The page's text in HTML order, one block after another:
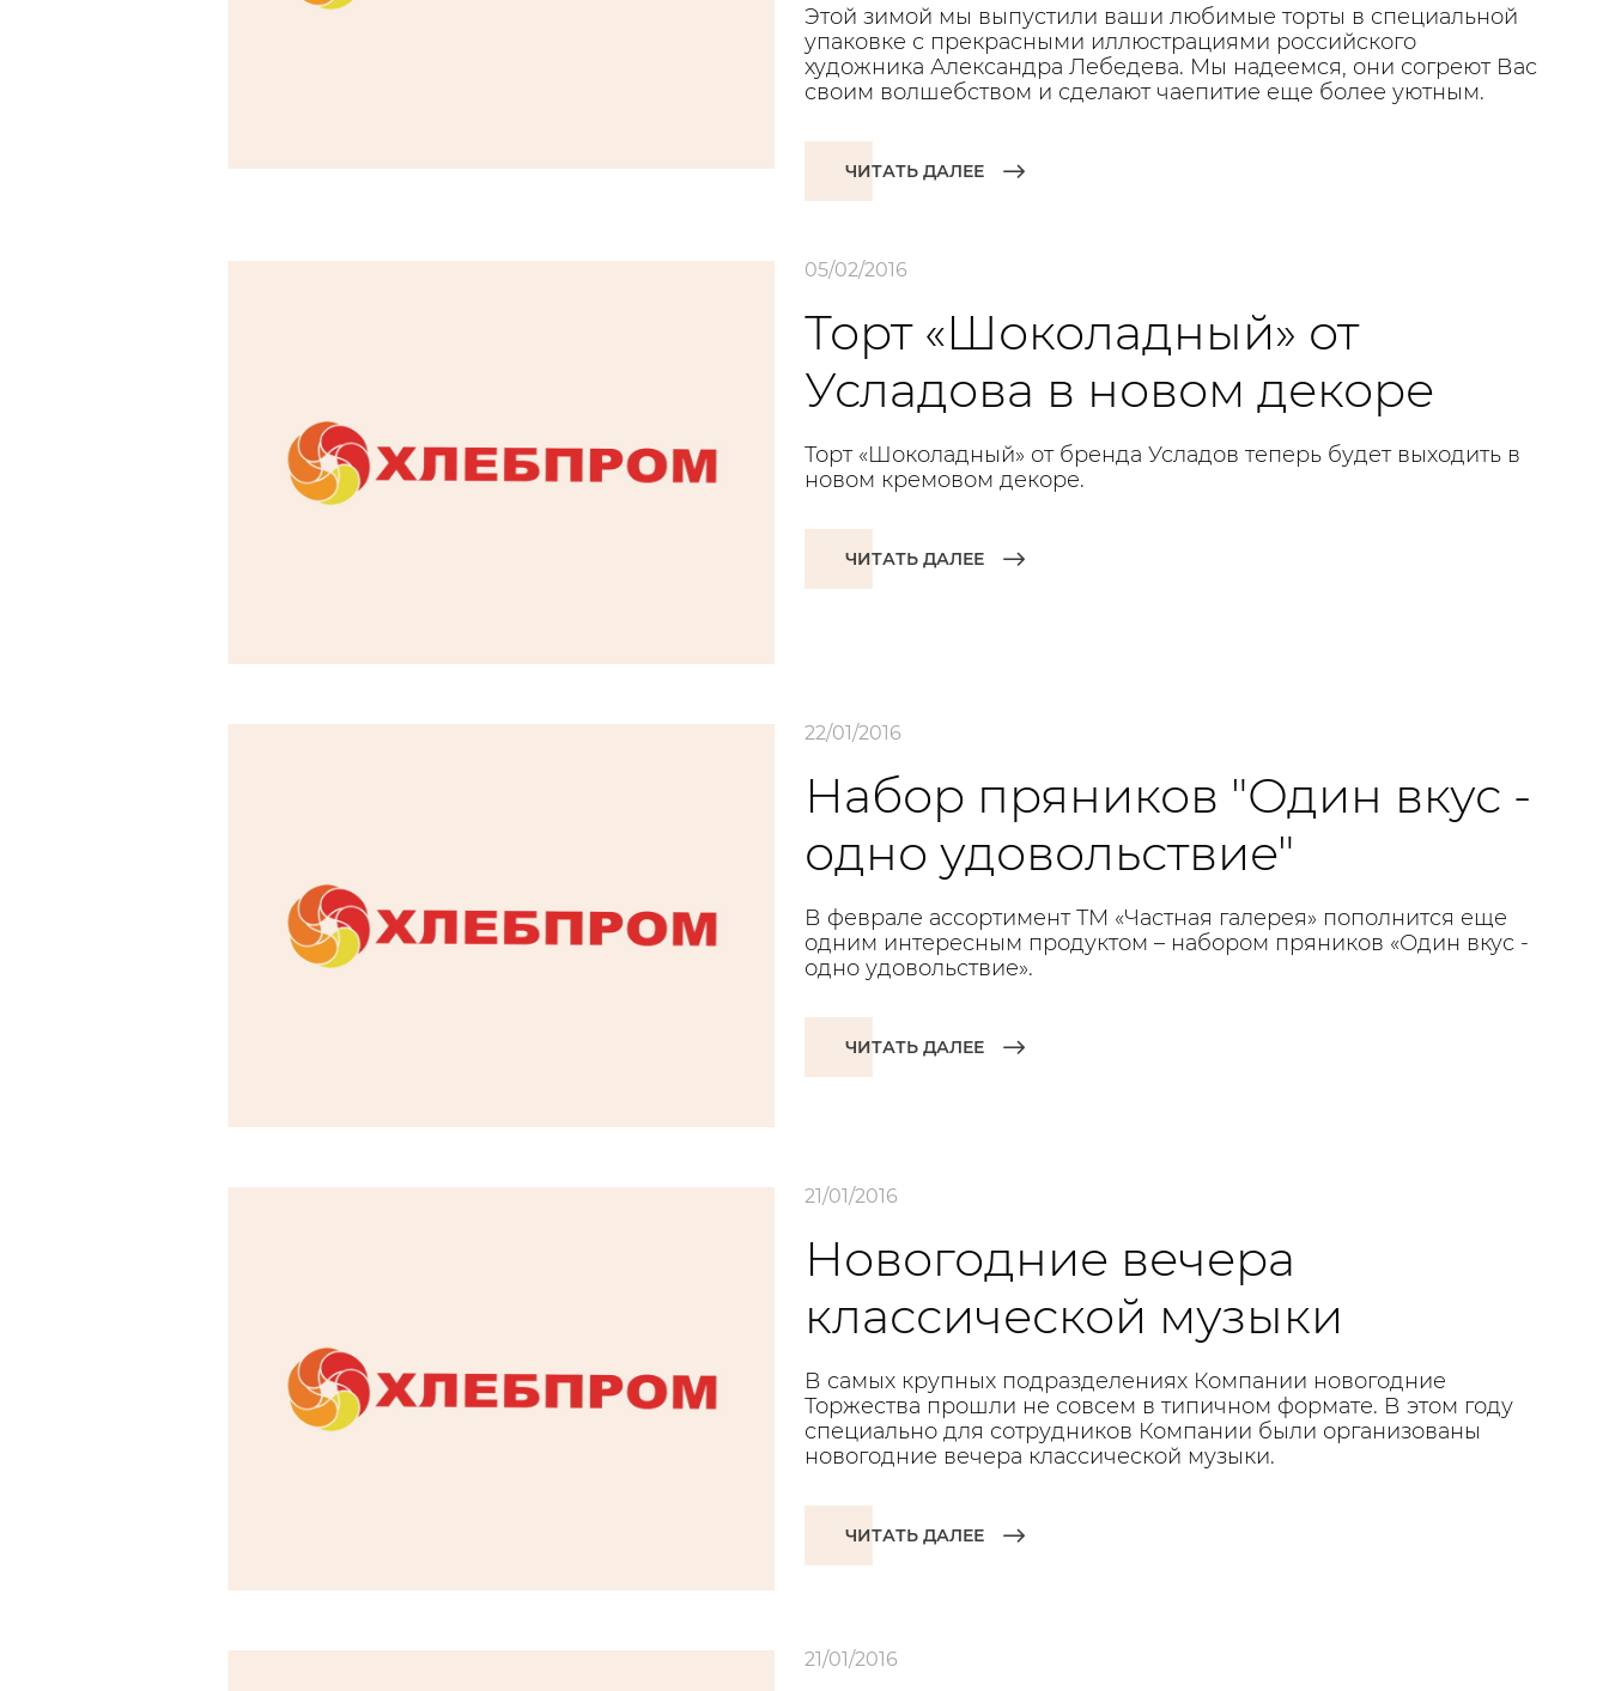
Этой зимой мы выпустили ваши любимые торты в специальной
упаковке с прекрасными иллюстрациями российского
художника Александра Лебедева. Мы надеемся, они согреют Вас
своим волшебством и сделают чаепитие еще более уютным.
ЧИТАТЬ ДАЛЕЕ
05/02/2016
Торт «Шоколадный» от
Усладова в новом декоре
Торт «Шоколадный» от бренда Усладов теперь будет выходить в
новом кремовом декоре.
ЧИТАТЬ ДАЛЕЕ
22/01/2016
Набор пряников "Один вкус -
одно удовольствие"
В феврале ассортимент ТМ «Частная галерея» пополнится еще
одним интересным продуктом – набором пряников «Один вкус -
одно удовольствие».
ЧИТАТЬ ДАЛЕЕ
21/01/2016
Новогодние вечера
классической музыки
В самых крупных подразделениях Компании новогодние
Торжества прошли не совсем в типичном формате. В этом году
специально для сотрудников Компании были организованы
новогодние вечера классической музыки.
ЧИТАТЬ ДАЛЕЕ
21/01/2016